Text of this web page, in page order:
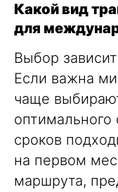
Какой вид
для
Выбор
Если важна
чаще
сроков
на первом
маршрута,